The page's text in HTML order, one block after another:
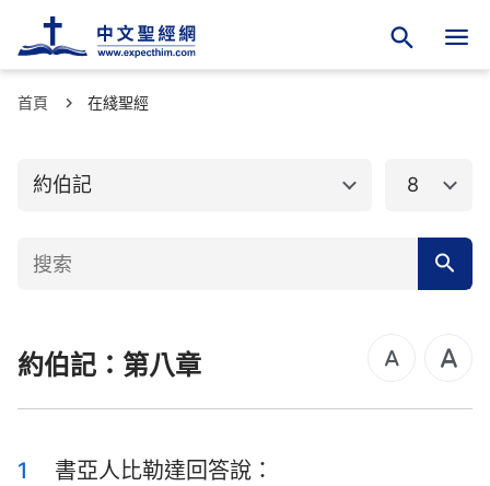
首頁 在綫聖經
約伯記
舊約聖經
創世記
申命記
撒母耳記上
歷代志上 歷代志下
8
約伯記：第八章
1
書亞人比勒達回答說：